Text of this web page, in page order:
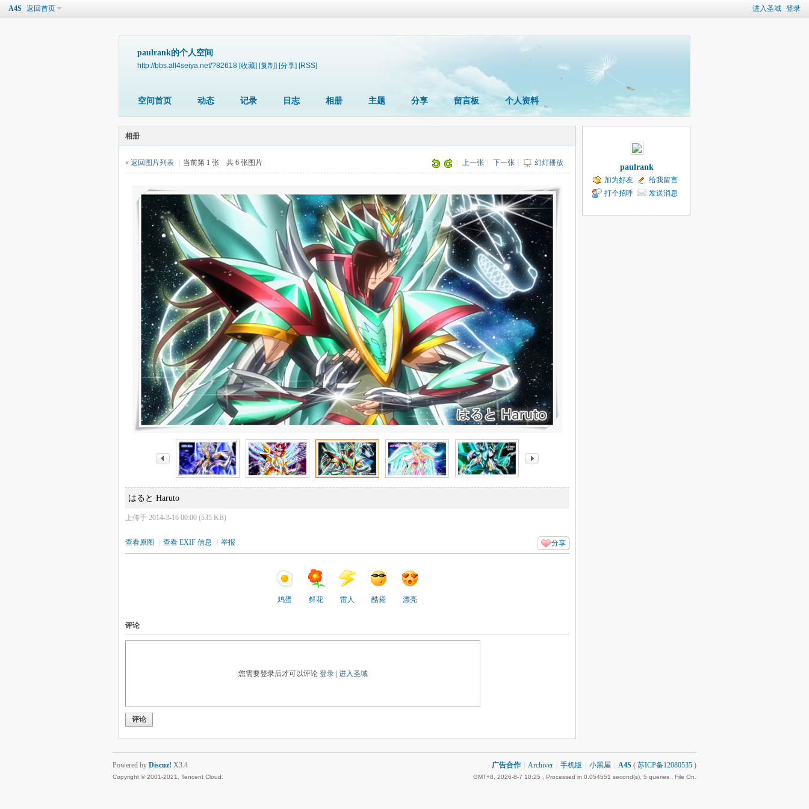
进入圣域 登录
A4S 返回首页
paulrank的个人空间
http://bbs.all4seiya.net/?82618 [收藏] [复制] [分享] [RSS]
空间首页 动态 记录 日志 相册 主题 分享 留言板 个人资料
相册
上一张 下一张 幻灯播放
« 返回图片列表 当前第 1 张 共 6 张图片
はると Haruto
上传于 2014-3-16 00:00 (535 KB)
分享
查看原图 查看 EXIF 信息 举报
鸡蛋 鲜花 雷人 酷毙 漂亮
评论
您需要登录后才可以评论 登录| 进入圣域
评论
paulrank
加为好友
给我留言
打个招呼
发送消息
广告合作 Archiver 手机版 小黑屋 A4S ( 苏ICP备12080535 )
GMT+8, 2026-8-7 10:25 , Processed in 0.054551 second(s), 5 queries , File On.
Powered by Discuz! X3.4
Copyright © 2001-2021, Tencent Cloud.